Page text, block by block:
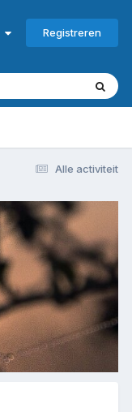
Registreren
Alle activiteit